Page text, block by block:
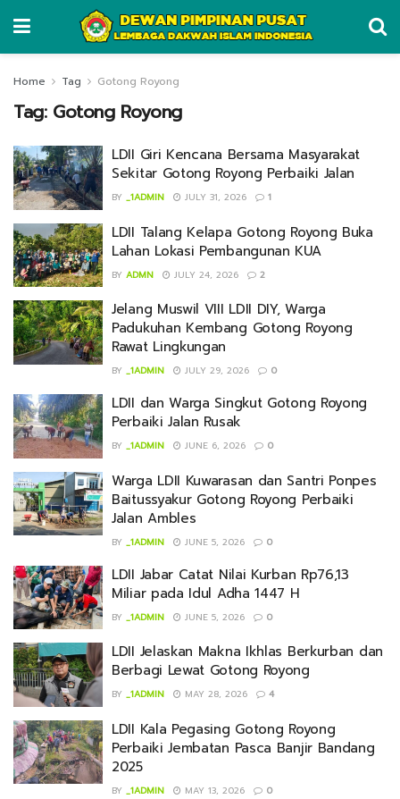
Home Tag Gotong Royong
Tag: Gotong Royong
LDII Giri Kencana Bersama Masyarakat
Sekitar Gotong Royong Perbaiki Jalan
BY _1ADMIN JULY 31, 2026 1
LDII Talang Kelapa Gotong Royong Buka
Lahan Lokasi Pembangunan KUA
BY ADMN JULY 24, 2026 2
Jelang Muswil VIII LDII DIY, Warga
Padukuhan Kembang Gotong Royong
Rawat Lingkungan
BY _1ADMIN JULY 29, 2026 0
LDII dan Warga Singkut Gotong Royong
Perbaiki Jalan Rusak
BY _1ADMIN JUNE 6, 2026 0
Warga LDII Kuwarasan dan Santri Ponpes
Baitussyakur Gotong Royong Perbaiki
Jalan Ambles
BY _1ADMIN JUNE 5, 2026 0
LDII Jabar Catat Nilai Kurban Rp76,13
Miliar pada Idul Adha 1447 H
BY _1ADMIN JUNE 5, 2026 0
LDII Jelaskan Makna Ikhlas Berkurban dan
Berbagi Lewat Gotong Royong
BY _1ADMIN MAY 28, 2026 4
LDII Kala Pegasing Gotong Royong
Perbaiki Jembatan Pasca Banjir Bandang
2025
BY _1ADMIN MAY 13, 2026 0